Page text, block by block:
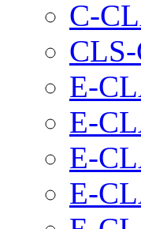
C-
E-
E-
E-
E-